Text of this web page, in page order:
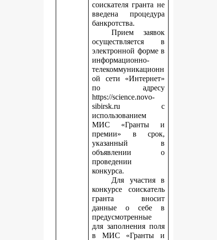
соискателя гранта не
введена процедура
банкротства.
Прием заявок
осуществляется в
электронной форме в
информационно-
телекоммуникационн
ой сети «Интернет»
по адресу
https://science.novo-
sibirsk.ru с
использованием
МИС «Гранты и
премии» в срок,
указанный в
объявлении о
проведении
конкурса.
Для участия в
конкурсе соискатель
гранта вносит
данные о себе в
предусмотренные
для заполнения поля
в МИС «Гранты и